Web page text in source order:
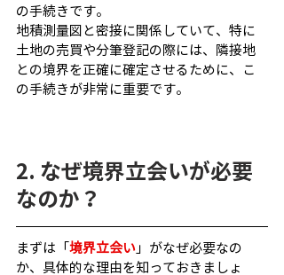
の手続きです。
地積測量図と密接に関係していて、特に
土地の売買や分筆登記の際には、隣接地
との境界を正確に確定させるために、こ
の手続きが非常に重要です。
2. なぜ境界立会いが必要
なのか？
まずは「 境界立会い 」がなぜ必要なの
か、具体的な理由を知っておきましょ